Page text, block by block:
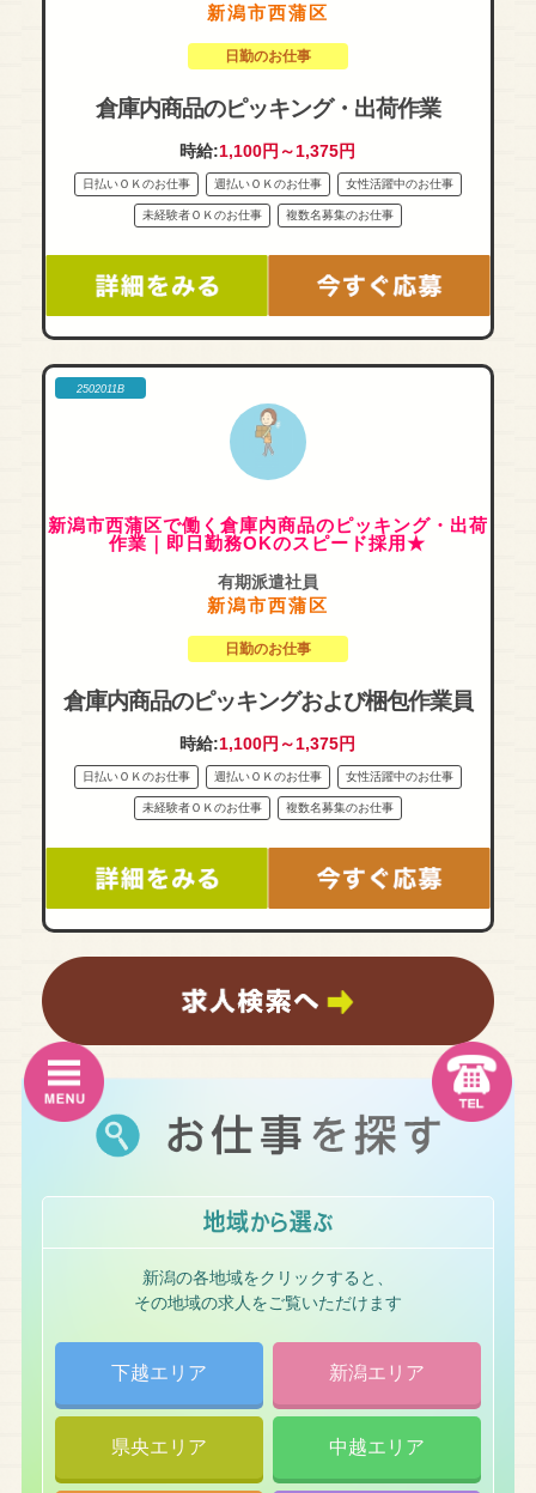
新潟市西蒲区
日勤のお仕事
倉庫内商品のピッキング・出荷作業
時給:1,100円～1,375円
日払いＯＫのお仕事 週払いＯＫのお仕事 女性活躍中のお仕事
未経験者ＯＫのお仕事 複数名募集のお仕事
2502011B
新潟市西蒲区で働く倉庫内商品のピッキング・出荷
作業｜即日勤務OKのスピード採用★
有期派遣社員
新潟市西蒲区
日勤のお仕事
倉庫内商品のピッキングおよび梱包作業員
時給:1,100円～1,375円
日払いＯＫのお仕事 週払いＯＫのお仕事 女性活躍中のお仕事
未経験者ＯＫのお仕事 複数名募集のお仕事
新潟の各地域をクリックすると、
その地域の求人をご覧いただけます
下越エリア 新潟エリア
県央エリア 中越エリア